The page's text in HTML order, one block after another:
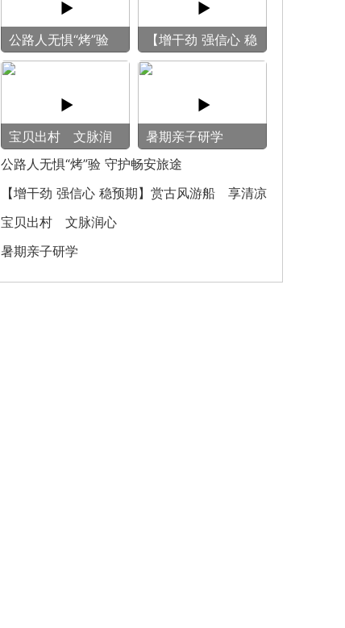
公路人无惧“烤”验
守护畅安旅途
【增干劲 强信心 稳
预期】赏古风游
宝贝出村 文脉润
心
暑期亲子研学
公路人无惧“烤”验 守护畅安旅途
【增干劲 强信心 稳预期】赏古风游船 享清凉
之旅
宝贝出村 文脉润心
暑期亲子研学